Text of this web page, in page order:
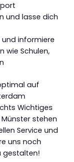
und lasse dich
und informiere
wie Schulen,
auf
Wichtiges
stehen
Service und
uns noch
gestalten!